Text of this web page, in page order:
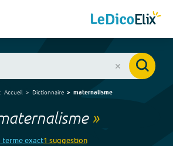
Accueil Dictionnaire maternalisme
»
termeexact1 suggestion